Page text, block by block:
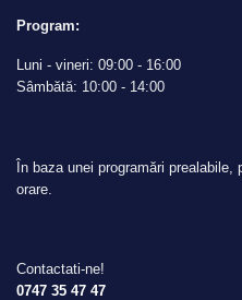
Program:
Luni - vineri: 09:00 - 16:00
Sâmbătă: 10:00 - 14:00
În baza unei programări
orare.
Contactati-ne!
0747 35 47 47